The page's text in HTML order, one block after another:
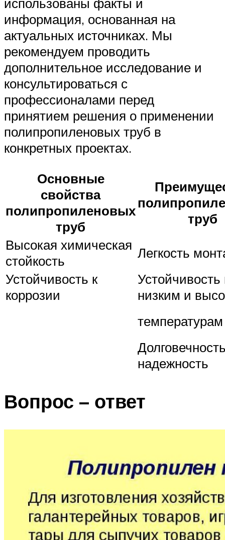
информация, основанная на
актуальных источниках. Мы
рекомендуем проводить
дополнительное исследование и
консультироваться с
профессионалами перед
принятием решения о применении
полипропиленовых труб в
конкретных проектах.
Основные
свойства
полипропиленовых
труб
труб
Высокая химическая
стойкость
Легкость
Устойчивость к
коррозии
Устойчивость
низким и
температурам
надежность
Вопрос – ответ